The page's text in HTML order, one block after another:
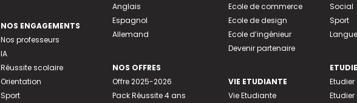
NOS ENGAGEMENTS
Nos professeurs
IA
Réussite scolaire
Orientation
Sport
Anglais
Espagnol
Allemand
NOS OFFRES
Offre 2025-2026
Pack Réussite 4 ans
Ecole de commerce
Ecole de design
Ecole d’ingénieur
Devenir partenaire
VIE ETUDIANTE
Vie Etudiante
Social
Sport
Etudier